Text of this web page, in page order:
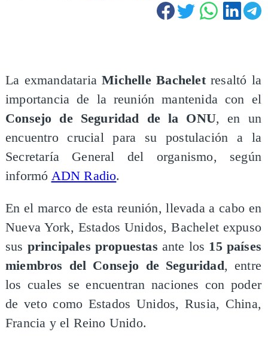
La exmandatariaMichelle Bacheletresaltó la
importancia de la reunión mantenida con el
Consejo de Seguridad de la ONU, en un
encuentro crucial para su postulación a la
Secretaría General del organismo, según
informó ADN Radio.
En el marco de esta reunión, llevada a cabo en
Nueva York, Estados Unidos, Bachelet expuso
sus principales propuestas ante los 15 países
miembros del Consejo de Seguridad, entre
los cuales se encuentran naciones con poder
de veto como Estados Unidos, Rusia, China,
Francia y el Reino Unido.